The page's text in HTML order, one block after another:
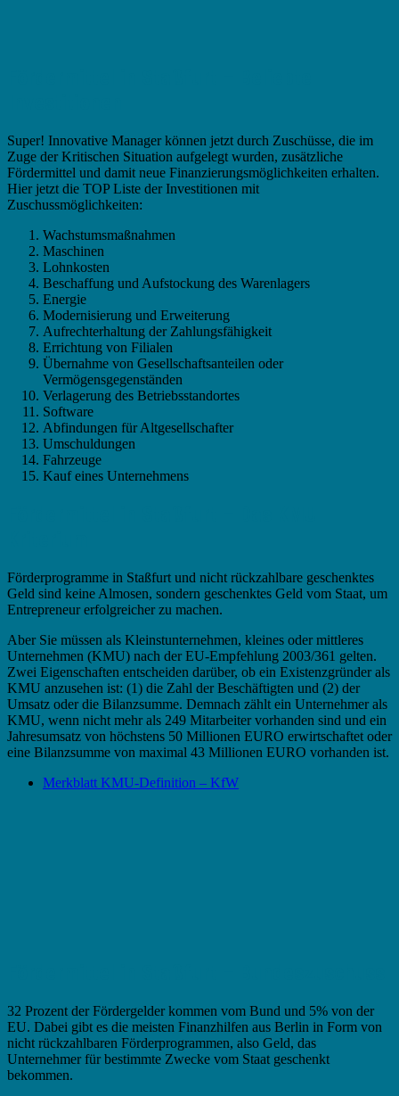
Super! Innovative Manager können jetzt durch Zuschüsse, die im
Zuge der Kritischen Situation aufgelegt wurden, zusätzliche
Fördermittel und damit neue Finanzierungsmöglichkeiten erhalten.
Hier jetzt die TOP Liste der Investitionen mit
Zuschussmöglichkeiten:
Wachstumsmaßnahmen
Maschinen
Lohnkosten
Beschaffung und Aufstockung des Warenlagers
Energie
Modernisierung und Erweiterung
Aufrechterhaltung der Zahlungsfähigkeit
Errichtung von Filialen
Übernahme von Gesellschaftsanteilen oder
Vermögensgegenständen
Verlagerung des Betriebsstandortes
Software
Abfindungen für Altgesellschafter
Umschuldungen
Fahrzeuge
Kauf eines Unternehmens
Förderprogramme in Staßfurt und nicht rückzahlbare geschenktes
Geld sind keine Almosen, sondern geschenktes Geld vom Staat, um
Entrepreneur erfolgreicher zu machen.
Aber Sie müssen als Kleinstunternehmen, kleines oder mittleres
Unternehmen (KMU) nach der EU-Empfehlung 2003/361 gelten.
Zwei Eigenschaften entscheiden darüber, ob ein Existenzgründer als
KMU anzusehen ist: (1) die Zahl der Beschäftigten und (2) der
Umsatz oder die Bilanzsumme. Demnach zählt ein Unternehmer als
KMU, wenn nicht mehr als 249 Mitarbeiter vorhanden sind und ein
Jahresumsatz von höchstens 50 Millionen EURO erwirtschaftet oder
eine Bilanzsumme von maximal 43 Millionen EURO vorhanden ist.
Merkblatt KMU-Definition – KfW
32 Prozent der Fördergelder kommen vom Bund und 5% von der
EU. Dabei gibt es die meisten Finanzhilfen aus Berlin in Form von
nicht rückzahlbaren Förderprogrammen, also Geld, das
Unternehmer für bestimmte Zwecke vom Staat geschenkt
bekommen.